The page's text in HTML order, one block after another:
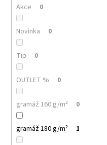
Akce 0
Novinka 0
Tip 0
OUTLET % 0
gramáž 160 g/m² 0
gramáž 180 g/m² 1
m
MALFINI
LOVE
123
DÁMSKÉ
TRIČKO/
ŠATY,